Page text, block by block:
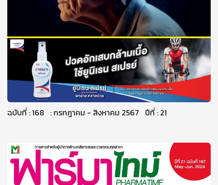
ฉบับที่ : 168 : กรกฎาคม - สิงหาคม 2567 ปีที่ : 21